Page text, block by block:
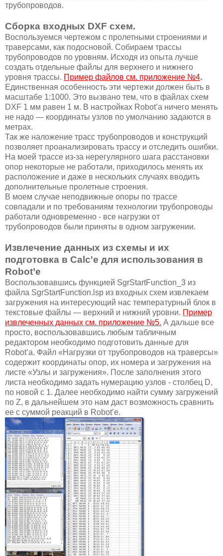
трубопроводов.
Сборка входных DXF схем.
Воспользуемся чертежом с пролетными строениями и
траверсами, как подосновой. Собираем трассы
трубопроводов по уровням. Исходя из опыта лучше
создать отдельные файлы для верхнего и нижнего
уровня трассы. Пример файлов см. приложение №4.
Единственная особенность эти чертежи должен быть в
масштабе 1:1000. Это вызвано тем, что в файлах схем
DXF 1 мм равен 1 м. В настройках Robot’а ничего менять
не надо — координаты узлов по умолчанию задаются в
метрах.
Так же наложение трасс трубопроводов и конструкций
позволяет проанализировать трассу и отследить ошибки.
На моей трассе из-за нерегулярного шага расстановки
опор некоторые не работали, приходилось менять их
расположение и даже в нескольких случаях вводить
дополнительные пролетные строения.
В моем случае неподвижные опоры по трассе
совпадали и по требованиям технологии трубопроводы
работали одновременно - все нагрузки от
трубопроводов были приняты в одном загружении.
Извлечение данных из схемы и их
подготовка в Calc'е для использования в
Robot’е
Воспользовавшись функцией SgrStartFunction_3 из
файла SgrStartFunction.lsp из входных схем извлекаем
загружения на интересующий нас температурный блок в
текстовые файлы — верхний и нижний уровни. Пример
извлеченных данных см. приложение №5. А дальше все
просто, воспользовавшись любым табличным
редактором необходимо подготовить данные для
Robot’а. Файл «Нагрузки от трубопроводов на траверсы»
содержит координаты опор, их номера и загружения на
листе «Узлы и загружения». После заполнения этого
листа необходимо задать нумерацию узлов - столбец D,
по новой c 1. Далее необходимо найти сумму загружений
по Z, в дальнейшем это нам даст возможность сравнить
ее с суммой реакций в Robot’е.